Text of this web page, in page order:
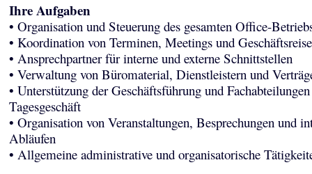
Ihre Aufgaben
• Organisation und Steuerung des gesamten Office-
• Koordination von Terminen, Meetings und
• Ansprechpartner für interne und externe Schnittstellen
• Verwaltung von Büromaterial, Dienstleistern und
• Unterstützung der Geschäftsführung und
Tagesgeschäft
• Organisation von Veranstaltungen, Besprechungen und
Abläufen
• Allgemeine administrative und organisatorische